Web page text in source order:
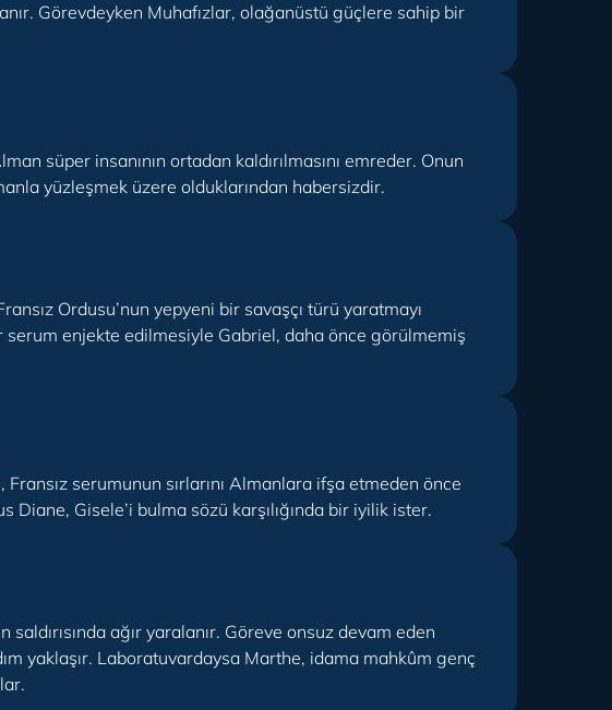
Görevdeyken Muhafızlar, olağanüstü güçlere sahip bir
süper insanının ortadan kaldırılmasını emreder. Onun
yüzleşmek üzere olduklarından habersizdir.
Ordusu’nun yepyeni bir savaşçı türü yaratmayı
enjekte edilmesiyle Gabriel, daha önce görülmemiş
serumunun sırlarını Almanlara ifşa etmeden önce
Diane, Gisele’i bulma sözü karşılığında bir iyilik ister.
ağır yaralanır. Göreve onsuz devam eden
yaklaşır. Laboratuvardaysa Marthe, idama mahkûm genç